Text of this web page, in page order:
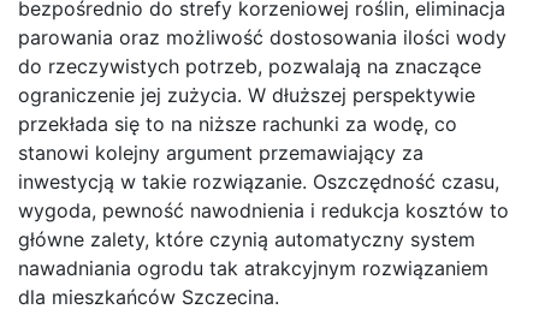
bezpośrednio do strefy korzeniowej roślin, eliminacja
parowania oraz możliwość dostosowania ilości wody
do rzeczywistych potrzeb, pozwalają na znaczące
ograniczenie jej zużycia. W dłuższej perspektywie
przekłada się to na niższe rachunki za wodę, co
stanowi kolejny argument przemawiający za
inwestycją w takie rozwiązanie. Oszczędność czasu,
wygoda, pewność nawodnienia i redukcja kosztów to
główne zalety, które czynią automatyczny system
nawadniania ogrodu tak atrakcyjnym rozwiązaniem
dla mieszkańców Szczecina.